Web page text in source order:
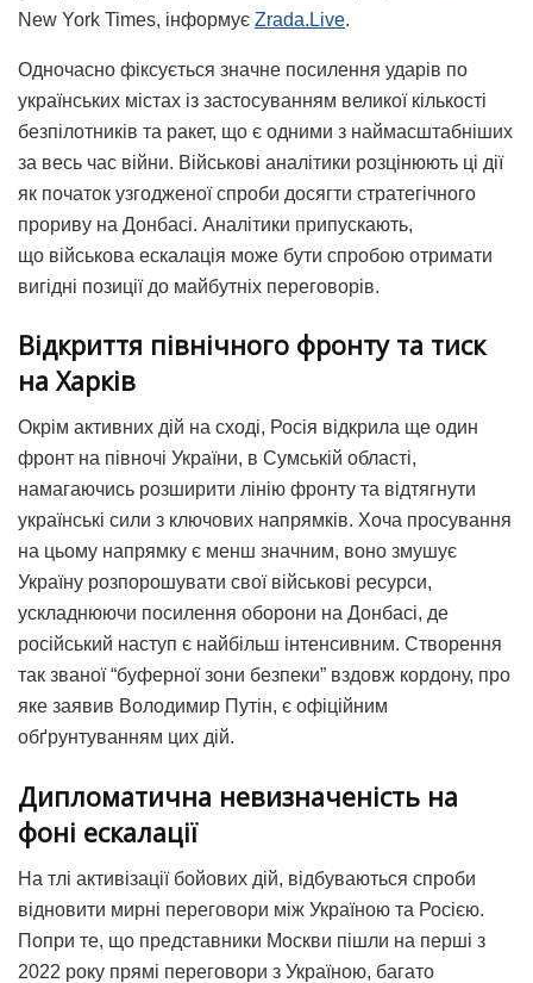
New York Times, інформує Zrada.Live.
Одночасно фіксується значне посилення ударів по
українських містах із застосуванням великої кількості
безпілотників та ракет, що є одними з наймасштабніших
за весь час війни. Військові аналітики розцінюють ці дії
як початок узгодженої спроби досягти стратегічного
прориву на Донбасі. Аналітики припускають,
що військова ескалація може бути спробою отримати
вигідні позиції до майбутніх переговорів.
Відкриття північного фронту та тиск
на Харків
Окрім активних дій на сході, Росія відкрила ще один
фронт на півночі України, в Сумській області,
намагаючись розширити лінію фронту та відтягнути
українські сили з ключових напрямків. Хоча просування
на цьому напрямку є менш значним, воно змушує
Україну розпорошувати свої військові ресурси,
ускладнюючи посилення оборони на Донбасі, де
російський наступ є найбільш інтенсивним. Створення
так званої “буферної зони безпеки” вздовж кордону, про
яке заявив Володимир Путін, є офіційним
обґрунтуванням цих дій.
Дипломатична невизначеність на
фоні ескалації
На тлі активізації бойових дій, відбуваються спроби
відновити мирні переговори між Україною та Росією.
Попри те, що представники Москви пішли на перші з
2022 року прямі переговори з Україною, багато